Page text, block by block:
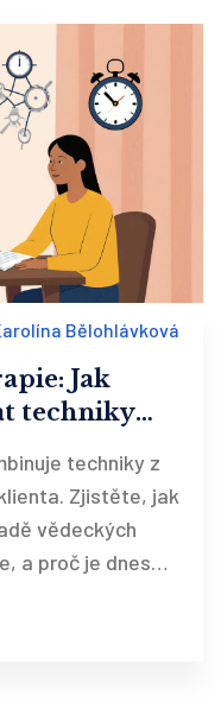
Bělohlávková
Jak
techniky
techniky z
Zjistěte, jak
vědeckých
a proč je dnes